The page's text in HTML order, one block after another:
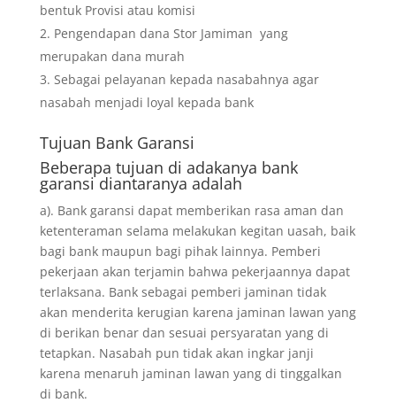
bentuk Provisi atau komisi
Pengendapan dana Stor Jamiman yang
merupakan dana murah
Sebagai pelayanan kepada nasabahnya agar
nasabah menjadi loyal kepada bank
Tujuan Bank Garansi
Beberapa tujuan di adakanya bank
garansi diantaranya adalah
a). Bank garansi dapat memberikan rasa aman dan
ketenteraman selama melakukan kegitan uasah, baik
bagi bank maupun bagi pihak lainnya. Pemberi
pekerjaan akan terjamin bahwa pekerjaannya dapat
terlaksana. Bank sebagai pemberi jaminan tidak
akan menderita kerugian karena jaminan lawan yang
di berikan benar dan sesuai persyaratan yang di
tetapkan. Nasabah pun tidak akan ingkar janji
karena menaruh jaminan lawan yang di tinggalkan
di bank.